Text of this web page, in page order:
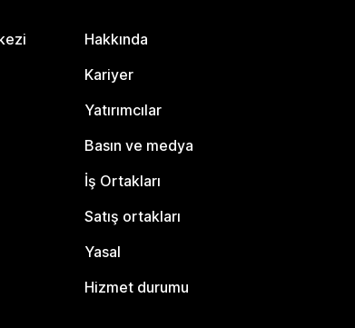
Hakkında
Kariyer
Yatırımcılar
Basın ve medya
İş Ortakları
Satış ortakları
Yasal
Hizmet durumu